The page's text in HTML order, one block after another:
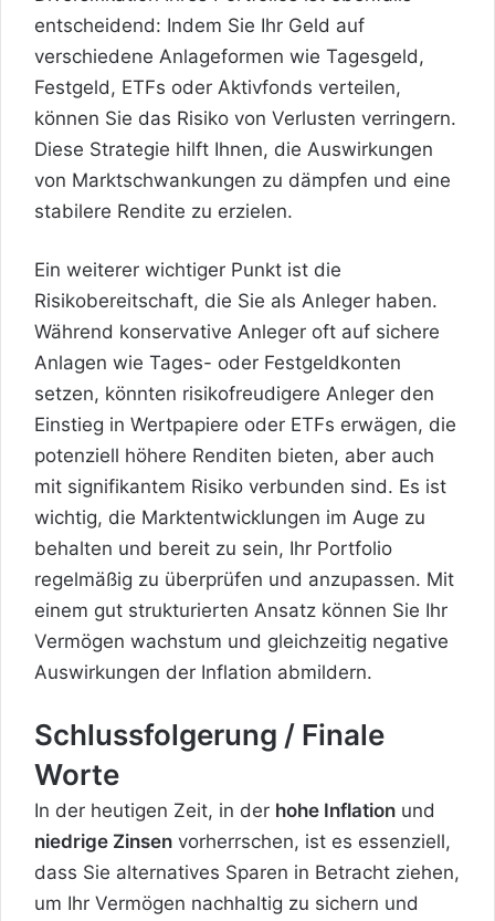
entscheidend: Indem Sie Ihr Geld auf
verschiedene Anlageformen wie Tagesgeld,
Festgeld, ETFs oder Aktivfonds verteilen,
können Sie das Risiko von Verlusten verringern.
Diese Strategie hilft Ihnen, die Auswirkungen
von Marktschwankungen zu dämpfen und eine
stabilere Rendite zu erzielen.
Ein weiterer wichtiger Punkt ist die
Risikobereitschaft, die Sie als Anleger haben.
Während konservative Anleger oft auf sichere
Anlagen wie Tages- oder Festgeldkonten
setzen, könnten risikofreudigere Anleger den
Einstieg in Wertpapiere oder ETFs erwägen, die
potenziell höhere Renditen bieten, aber auch
mit signifikantem Risiko verbunden sind. Es ist
wichtig, die Marktentwicklungen im Auge zu
behalten und bereit zu sein, Ihr Portfolio
regelmäßig zu überprüfen und anzupassen. Mit
einem gut strukturierten Ansatz können Sie Ihr
Vermögen wachstum und gleichzeitig negative
Auswirkungen der Inflation abmildern.
Schlussfolgerung / Finale
Worte
In der heutigen Zeit, in der hohe Inflation und
niedrige Zinsen vorherrschen, ist es essenziell,
dass Sie alternatives Sparen in Betracht ziehen,
um Ihr Vermögen nachhaltig zu sichern und